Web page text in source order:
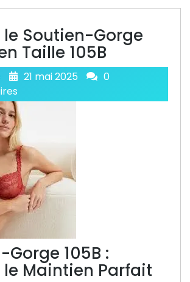
le Soutien-Gorge
Taille 105B
21 mai 2025
0
105B :
le Maintien Parfait